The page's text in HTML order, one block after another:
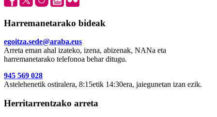
Harremanetarako bideak
egoitza.sede@araba.eus
Arreta eman ahal izateko, izena, abizenak, NANa eta
harremanetarako telefonoa behar ditugu.
945 569 028
Astelehenetik ostiralera, 8:15etik 14:30era, jaiegunetan izan ezik.
Herritarrentzako arreta